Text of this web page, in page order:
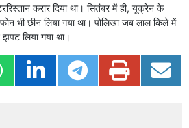
करार दिया था। सितंबर में ही, यूक्रेन के
भी छीन लिया गया था। पोलिखा जब लाल किले में
लिया गया था।